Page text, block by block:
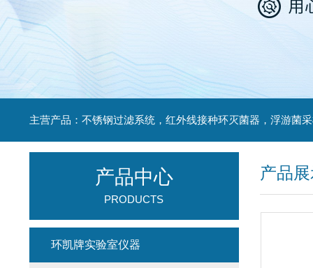
产品
产品中心
PRODUCTS
环凯牌实验室仪器